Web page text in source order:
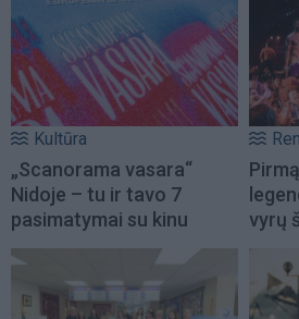
Kultūra
„Scanorama vasara“
Nidoje – tu ir tavo 7
pasimatymai su kinu
vyrų